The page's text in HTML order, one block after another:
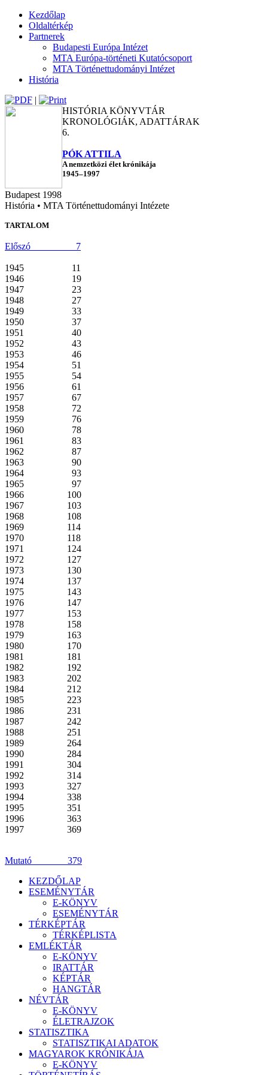
Kezdőlap
Oldaltérkép
Partnerek
Budapesti Európa Intézet
MTA Európa-történeti Kutatócsoport
MTA Történettudományi Intézet
História
|
HISTÓRIA KÖNYVTÁR
KRONOLÓGIÁK, ADATTÁRAK
6.
PÓK ATTILA
A nemzetközi élet krónikája
1945–1997
Budapest 1998
História • MTA Történettudományi Intézete
TARTALOM
Előszó 7
1945 11
1946 19
1947 23
1948 27
1949 33
1950 37
1951 40
1952 43
1953 46
1954 51
1955 54
1956 61
1957 67
1958 72
1959 76
1960 78
1961 83
1962 87
1963 90
1964 93
1965 97
1966 100
1967 103
1968 108
1969 114
1970 118
1971 124
1972 127
1973 130
1974 137
1975 143
1976 147
1977 153
1978 158
1979 163
1980 170
1981 181
1982 192
1983 202
1984 212
1985 223
1986 231
1987 242
1988 251
1989 264
1990 284
1991 304
1992 314
1993 327
1994 338
1995 351
1996 363
1997 369
Mutató 379
KEZDŐLAP
ESEMÉNYTÁR
E-KÖNYV
ESEMÉNYTÁR
TÉRKÉPTÁR
TÉRKÉPLISTA
EMLÉKTÁR
E-KÖNYV
IRATTÁR
KÉPTÁR
HANGTÁR
NÉVTÁR
E-KÖNYV
ÉLETRAJZOK
STATISZTIKA
STATISZTIKAI ADATOK
MAGYAROK KRÓNIKÁJA
E-KÖNYV